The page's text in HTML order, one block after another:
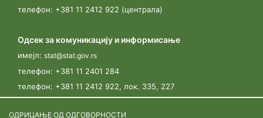
09.03.2023.
пописивача
телефон: +381 11 2412 922 (централа)
Одсек за комуникацију и информисање
имејл: stat@stat.gov.rs
телефон: +381 11 2401 284
телефон: +381 11 2412 922, лок. 335, 227
ОДРИЦАЊЕ ОД ОДГОВОРНОСТИ